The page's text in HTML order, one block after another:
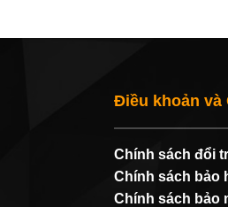
Điều khoản và
Chính sách đổi
Chính sách bảo
Chính sách bảo